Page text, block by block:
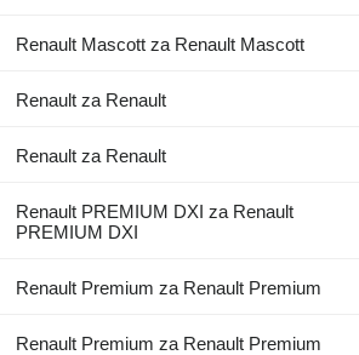
Renault Mascott za Renault Mascott
Renault za Renault
Renault za Renault
Renault PREMIUM DXI za Renault
PREMIUM DXI
Renault Premium za Renault Premium
Renault Premium za Renault Premium